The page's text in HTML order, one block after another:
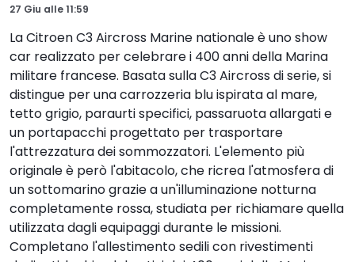
27 Giu alle11:59
La Citroen C3 Aircross Marine nationale è uno show
car realizzato per celebrare i 400 anni della Marina
militare francese. Basata sulla C3 Aircross di serie, si
distingue per una carrozzeria blu ispirata al mare,
tetto grigio, paraurti specifici, passaruota allargati e
un portapacchi progettato per trasportare
l'attrezzatura dei sommozzatori. L'elemento più
originale è però l'abitacolo, che ricrea l'atmosfera di
un sottomarino grazie a un'illuminazione notturna
completamente rossa, studiata per richiamare quella
utilizzata dagli equipaggi durante le missioni.
Completano l'allestimento sedili con rivestimenti